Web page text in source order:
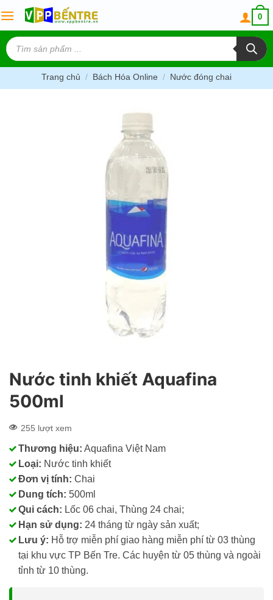
to
content
0
Tìm
kiếm
sản
phẩm
Trang chủ / Bách Hóa Online / Nước đóng chai
Nước tinh khiết Aquafina
500ml
255 lượt xem
Thương hiệu: Aquafina Việt Nam
Loại: Nước tinh khiết
Đơn vị tính: Chai
Dung tích: 500ml
Qui cách: Lốc 06 chai, Thùng 24 chai;
Hạn sử dụng: 24 tháng từ ngày sản xuất;
Lưu ý: Hỗ trợ miễn phí giao hàng miễn phí từ 03 thùng
tại khu vực TP Bến Tre. Các huyện từ 05 thùng và ngoài
tỉnh từ 10 thùng.